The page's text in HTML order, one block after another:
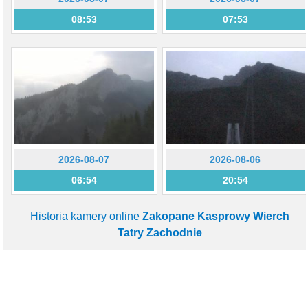
08:53
07:53
2026-08-07
06:54
2026-08-06
20:54
Historia kamery online Zakopane Kasprowy Wierch
Tatry Zachodnie